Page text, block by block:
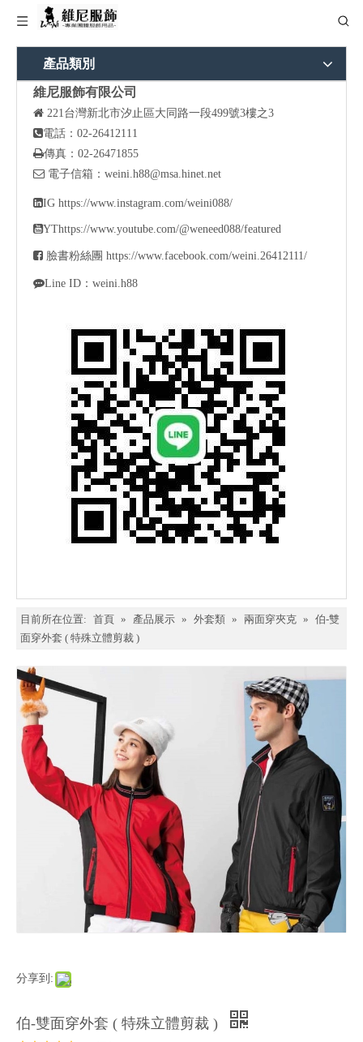
產品類別
維尼服飾有限公司
 221台灣新北市汐止區大同路一段499號3樓之3
電話：02-26412111
傳真：02-26471855
 電子信箱： weini.h88@msa.hinet.net
IG https://www.instagram.com/weini088/
YThttps://www.youtube.com/@weneed088/featured
 臉書粉絲團 https://www.facebook.com/weini.26412111/
Line ID：weini.h88
目前所在位置: 首頁 » 產品展示 » 外套類 » 兩面穿夾克 » 伯-雙
面穿外套 ( 特殊立體剪裁 )
分享到:
伯-雙面穿外套 ( 特殊立體剪裁 )